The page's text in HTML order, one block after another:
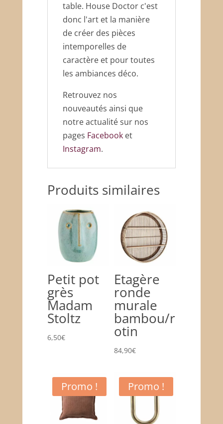
table. House Doctor c'est
donc l'art et la manière
de créer des pièces
intemporelles de
caractère et pour toutes
les ambiances déco.
Retrouvez nos
nouveautés ainsi que
notre actualité sur nos
pages Facebooket
Instagram.
Produits similaires
Petit pot
grès
Madam
Stoltz
6,50€
Etagère
ronde
murale
bambou/r
otin
84,90€
Promo ! Promo !